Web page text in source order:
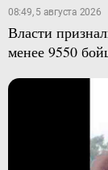
08:49, 5 августа 2026
Власти
менее 9550